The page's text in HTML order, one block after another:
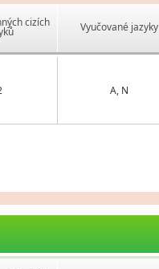
cizích Vyučované jazyky
A, N